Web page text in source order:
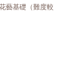
藝基礎（難度較